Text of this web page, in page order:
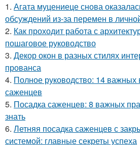
1. Агата муцениеце снова
обсуждений из-за перемен в
2. Как проходит работа с
пошаговое руководство
3. Декор окон в разных стилях
прованса
4. Полное руководство: 14 важных
саженцев
5. Посадка саженцев: 8 важных
знать
6. Летняя посадка саженцев с
системой: главные секреты успеха